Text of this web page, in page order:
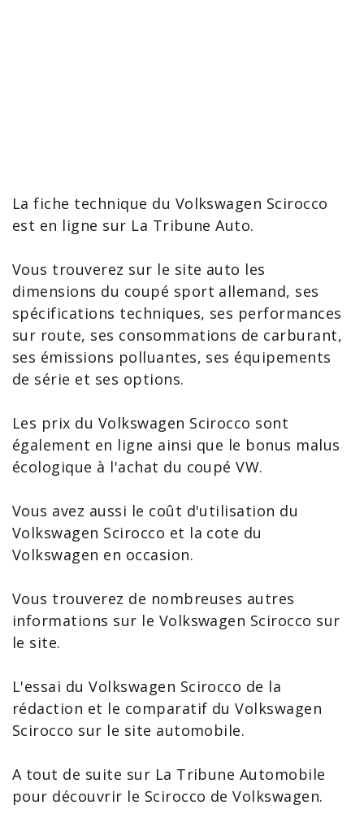
Lafiche technique du Volkswagen Scirocco
est en ligne sur La Tribune Auto.
Vous trouverez sur le site auto les
dimensions du coupé sport allemand, ses
spécifications techniques, ses performances
sur route, ses consommations de carburant,
ses émissions polluantes, ses équipements
de série et ses options.
Les prix du Volkswagen Scirocco sont
également en ligne ainsi que le bonus malus
écologique à l'achat du coupéVW.
Vous avez aussi le coût d'utilisation du
Volkswagen Scirocco et la cote du
Volkswagen en occasion.
Vous trouverez de nombreuses autres
informations sur le Volkswagen Scirocco sur
le site.
L'essai du Volkswagen Scirocco de la
rédaction et le comparatif du Volkswagen
Scirocco sur le site automobile.
A tout de suite sur La Tribune Automobile
pour découvrir le Scirocco de Volkswagen.